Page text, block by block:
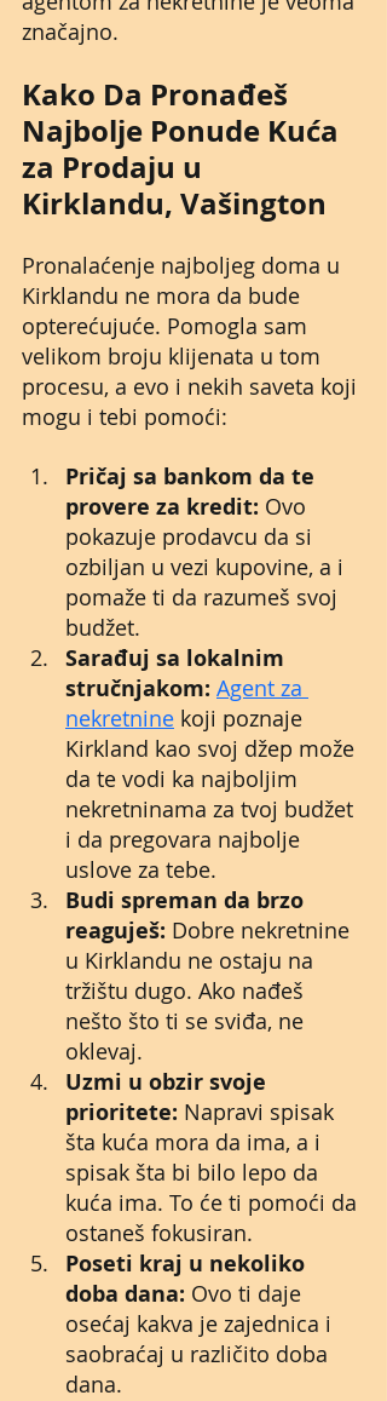
značajno.
Kako Da Pronađeš
Najbolje Ponude Kuća
za Prodaju u
Kirklandu, Vašington
Pronalaćenje najboljeg doma u
Kirklandu ne mora da bude
opterećujuće. Pomogla sam
velikom broju klijenata u tom
procesu, a evo i nekih saveta koji
mogu i tebi pomoći:
Pričaj sa bankom da te
provere za kredit: Ovo
pokazuje prodavcu da si
ozbiljan u vezi kupovine, a i
pomaže ti da razumeš svoj
budžet.
Sarađuj sa lokalnim
stručnjakom: Agent za
nekretnine koji poznaje
Kirkland kao svoj džep može
da te vodi ka najboljim
nekretninama za tvoj budžet
i da pregovara najbolje
uslove za tebe.
Budi spreman da brzo
reaguješ: Dobre nekretnine
u Kirklandu ne ostaju na
tržištu dugo. Ako nađeš
nešto što ti se sviđa, ne
oklevaj.
Uzmi u obzir svoje
prioritete: Napravi spisak
šta kuća mora da ima, a i
spisak šta bi bilo lepo da
kuća ima. To će ti pomoći da
ostaneš fokusiran.
Poseti kraj u nekoliko
doba dana: Ovo ti daje
osećaj kakva je zajednica i
saobraćaj u različito doba
dana.